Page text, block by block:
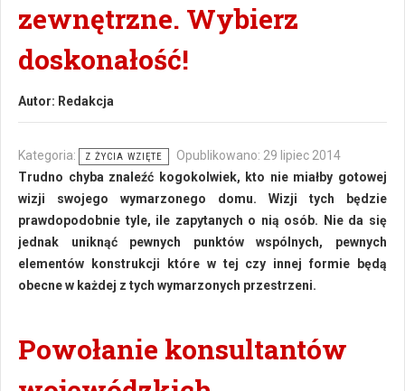
zewnętrzne. Wybierz
doskonałość!
Autor: Redakcja
Kategoria: Z ŻYCIA WZIĘTE
Opublikowano: 29 lipiec 2014
Trudno chyba znaleźć kogokolwiek, kto nie miałby gotowej
wizji swojego wymarzonego domu. Wizji tych będzie
prawdopodobnie tyle, ile zapytanych o nią osób. Nie da się
jednak uniknąć pewnych punktów wspólnych, pewnych
elementów konstrukcji które w tej czy innej formie będą
obecne w każdej z tych wymarzonych przestrzeni.
Powołanie konsultantów